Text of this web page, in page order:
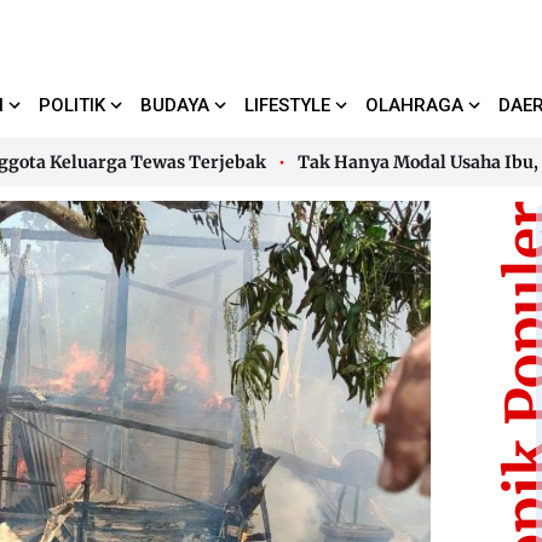
POLITIK BUDAYA LIFESTYLE OLAHRAGA
Tewas Terjebak Tak Hanya Modal Usaha Ibu, PNM
Tewas Terjebak Tak Hanya Modal Usaha Ibu, PNM